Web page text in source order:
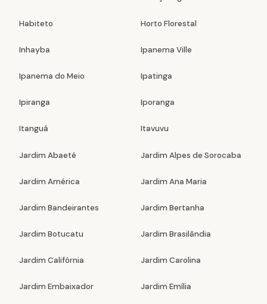
Habiteto Horto Florestal
Inhayba Ipanema Ville
Ipanema do Meio Ipatinga
Ipiranga Iporanga
Itanguá Itavuvu
Jardim Abaeté Jardim Alpes de Sorocaba
Jardim América Jardim Ana Maria
Jardim Bandeirantes Jardim Bertanha
Jardim Botucatu Jardim Brasilândia
Jardim Califórnia Jardim Carolina
Jardim Embaixador Jardim Emília